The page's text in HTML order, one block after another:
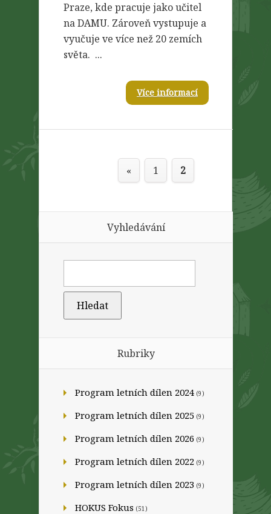
Praze, kde pracuje jako učitel
na DAMU. Zároveň vystupuje a
vyučuje ve více než 20 zemích
světa. ...
Více informací
« 1 2
Vyhledávání
Rubriky
Program letních dílen 2024 (9)
Program letních dílen 2025 (9)
Program letních dílen 2026 (9)
Program letních dílen 2022 (9)
Program letních dílen 2023 (9)
HOKUS Fokus (51)